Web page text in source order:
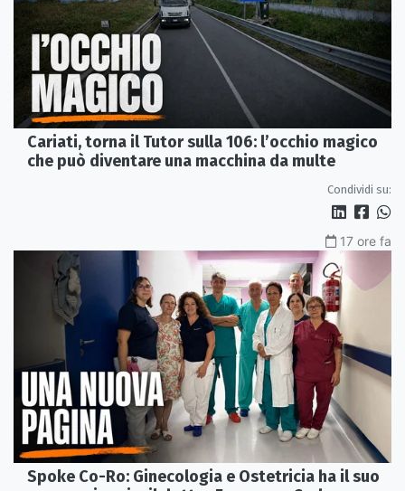
Cariati, torna il Tutor sulla 106: l’occhio magico
che può diventare una macchina da multe
Condividi su:
17 ore fa
Spoke Co-Ro: Ginecologia e Ostetricia ha il suo